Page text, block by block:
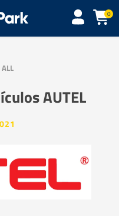
0
AUTEL